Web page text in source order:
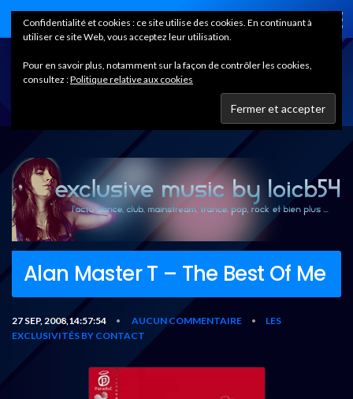
Home
Alan Master T – The Best Of Me
27 SEP, 2008,14:57:54 • AUCUN COMMENTAIRE •
LES
EXCLUSIVITÉS BY CONTACT
Confidentialité et cookies : ce site utilise des cookies. En continuant à
utiliser ce site Web, vous acceptez leur utilisation.
Pour en savoir plus, notamment sur la façon de contrôler les cookies,
consultez :Politique relative aux cookies